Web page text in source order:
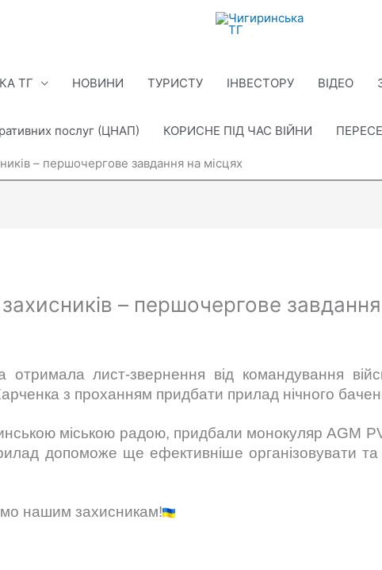
ТГ НОВИНИ ТУРИСТУ ІНВЕСТОРУ ВІДЕО
послуг (ЦНАП) КОРИСНЕ ПІД ЧАС ВІЙНИ
– першочергове завдання на місцях
– першочергове
отримала лист-звернення від командування
з проханням придбати прилад нічного
міською радою, придбали монокуляр AGM
допоможе ще ефективніше організовувати та
нашим захисникам!